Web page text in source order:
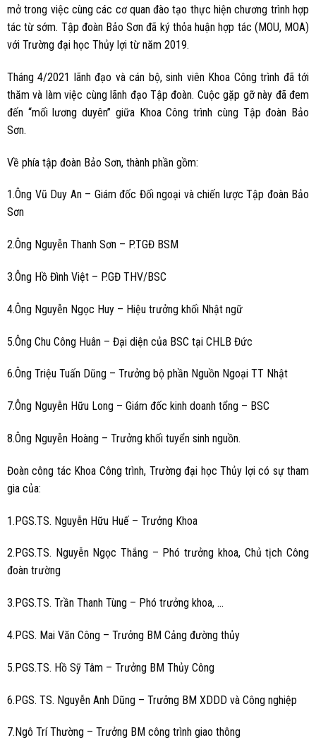
mở trong việc cùng các cơ quan đào tạo thực hiện chương trình hợp
tác từ sớm. Tập đoàn Bảo Sơn đã ký thỏa huận hợp tác (MOU, MOA)
với Trường đại học Thủy lợi từ năm 2019.
Tháng 4/2021 lãnh đạo và cán bộ, sinh viên Khoa Công trình đã tới
thăm và làm việc cùng lãnh đạo Tập đoàn. Cuộc gặp gỡ này đã đem
đến “mối lương duyên” giữa Khoa Công trình cùng Tập đoàn Bảo
Sơn.
Về phía tập đoàn Bảo Sơn, thành phần gồm:
1.Ông Vũ Duy An – Giám đốc Đối ngoại và chiến lược Tập đoàn Bảo
Sơn
2.Ông Nguyễn Thanh Sơn – P.TGĐ BSM
3.Ông Hồ Đình Việt – P.GĐ THV/BSC
4.Ông Nguyễn Ngọc Huy – Hiệu trưởng khối Nhật ngữ
5.Ông Chu Công Huân – Đại diện của BSC tại CHLB Đức
6.Ông Triệu Tuấn Dũng – Trưởng bộ phần Nguồn Ngoại TT Nhật
7.Ông Nguyễn Hữu Long – Giám đốc kinh doanh tổng – BSC
8.Ông Nguyễn Hoàng – Trưởng khối tuyển sinh nguồn.
Đoàn công tác Khoa Công trình, Trường đại học Thủy lợi có sự tham
gia của:
1.PGS.TS. Nguyễn Hữu Huế – Trưởng Khoa
2.PGS.TS. Nguyễn Ngọc Thắng – Phó trưởng khoa, Chủ tịch Công
đoàn trường
3.PGS.TS. Trần Thanh Tùng – Phó trưởng khoa, …
4.PGS. Mai Văn Công – Trưởng BM Cảng đường thủy
5.PGS.TS. Hồ Sỹ Tâm – Trưởng BM Thủy Công
6.PGS. TS. Nguyễn Anh Dũng – Trưởng BM XDDD và Công nghiệp
7.Ngô Trí Thường – Trưởng BM công trình giao thông